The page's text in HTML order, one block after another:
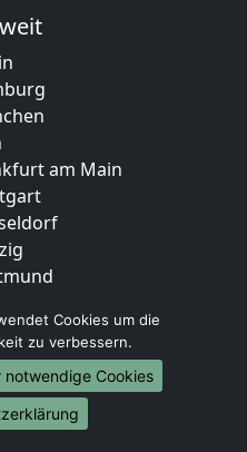
am Main
Cookies um die
zu verbessern.
notwendige Cookies